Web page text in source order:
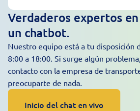
Verdaderos expertos
un chatbot.
Nuestro equipo está a tu disposición
8:00 a 18:00. Si surge algún
contacto con la empresa de
preocuparte de nada.
Inicio del chat en vivo